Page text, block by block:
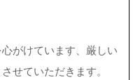
がけています、厳しい
せていただきます。